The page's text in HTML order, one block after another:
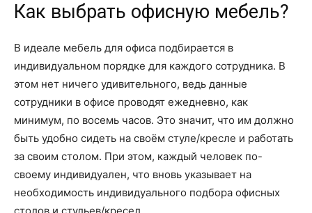
Как выбрать офисную мебель?
В идеале мебель для офиса подбирается в
индивидуальном порядке для каждого сотрудника. В
этом нет ничего удивительного, ведь данные
сотрудники в офисе проводят ежедневно, как
минимум, по восемь часов. Это значит, что им должно
быть удобно сидеть на своём стуле/кресле и работать
за своим столом. При этом, каждый человек по-
своему индивидуален, что вновь указывает на
необходимость индивидуального подбора офисных